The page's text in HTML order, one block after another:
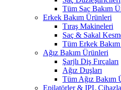
Tüm Saç Bakım
Erkek Bakım Ürünleri
Tıraş Makineleri
Saç & Sakal
Tüm Erkek
Ağız Bakım Ürünleri
Şarjlı Diş Fırçaları
Ağız Duşları
Tüm Ağız Bakım
Epilatörler & IPL